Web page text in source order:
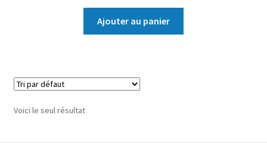
Ajouter au panier
Voici le seul résultat